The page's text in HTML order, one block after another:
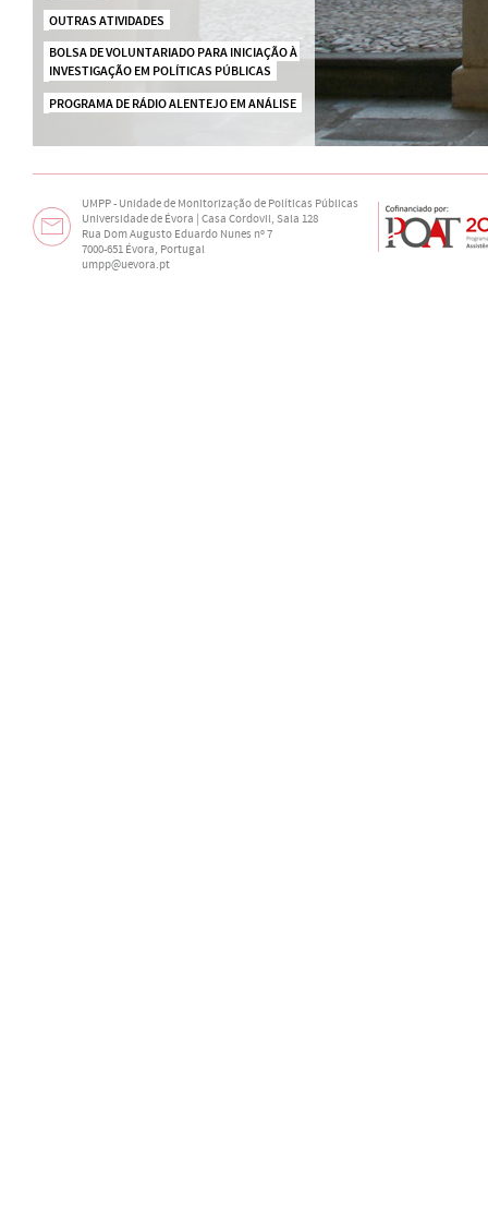
OUTRAS ATIVIDADES
BOLSA DE VOLUNTARIADO PARA INICIAÇÃO À
INVESTIGAÇÃO EM POLÍTICAS PÚBLICAS
PROGRAMA DE RÁDIO ALENTEJO EM ANÁLISE
UMPP - Unidade de Monitorização de Políticas Públicas
Universidade de Évora | Casa Cordovil, Sala 128
Rua Dom Augusto Eduardo Nunes nº 7
7000-651 Évora, Portugal
umpp@uevora.pt